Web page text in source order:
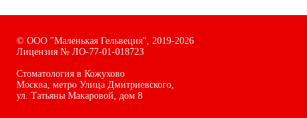
© ООО "Маленькая Гельвеция", 2019-2026
Лицензия № ЛО-77-01-018723
Стоматология в Кожухово
Москва, метро Улица Дмитриевского,
ул. Татьяны Макаровой, дом 8